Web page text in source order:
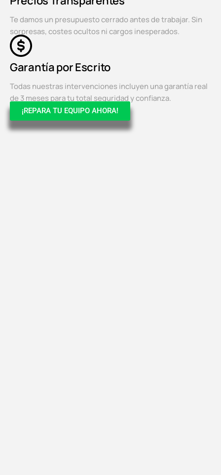
Te damos un presupuesto cerrado antes de trabajar. Sin
sorpresas, costes ocultos ni cargos inesperados.
Garantía por Escrito
Todas nuestras intervenciones incluyen una garantía real
de 3 meses para tu total seguridad y confianza.
¡REPARA TU EQUIPO AHORA!